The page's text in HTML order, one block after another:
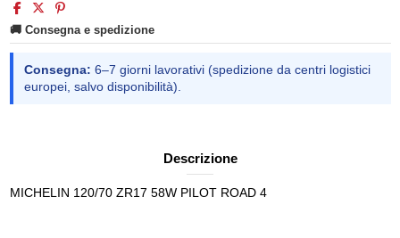
🚚 Consegna e spedizione
Consegna: 6–7 giorni lavorativi (spedizione da centri logistici
europei, salvo disponibilità).
Descrizione
MICHELIN 120/70 ZR17 58W PILOT ROAD 4